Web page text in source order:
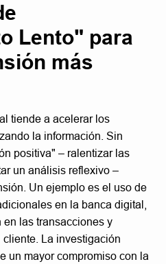
Lento" para
más
tiende a acelerar los
la información. Sin
positiva" – ralentizar las
un análisis reflexivo –
Un ejemplo es el uso de
en la banca digital,
las transacciones y
La investigación
un mayor compromiso con la